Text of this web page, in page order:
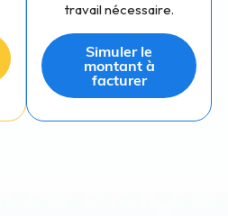
travail nécessaire.
Simuler le
montant à
facturer